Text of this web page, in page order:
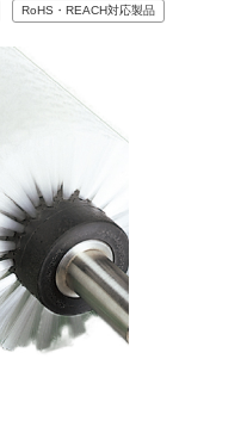
RoHS・REACH対応製品